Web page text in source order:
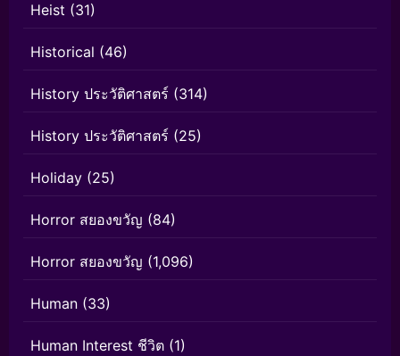
Heist (31)
Historical (46)
History ประวัติศาสตร์ (314)
History ประวัติศาสตร์ (25)
Holiday (25)
Horror สยองขวัญ (84)
Horror สยองขวัญ (1,096)
Human (33)
Human Interest ชีวิต (1)